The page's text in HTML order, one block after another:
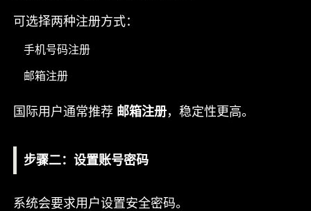
可选择两种注册方式：
手机号码注册
邮箱注册
国际用户通常推荐 邮箱注册，稳定性更高。
步骤二：设置账号密码
系统会要求用户设置安全密码。